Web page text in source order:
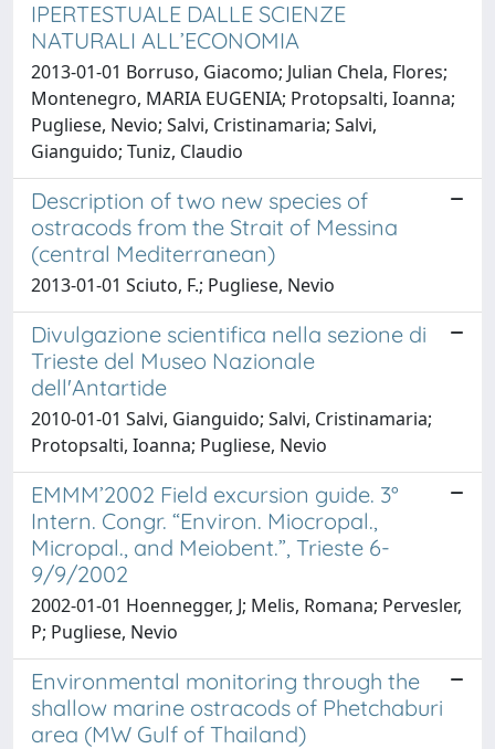
IPERTESTUALE DALLE SCIENZE
NATURALI ALL’ECONOMIA
2013-01-01 Borruso, Giacomo; Julian Chela, Flores;
Montenegro, MARIA EUGENIA; Protopsalti, Ioanna;
Pugliese, Nevio; Salvi, Cristinamaria; Salvi,
Gianguido; Tuniz, Claudio
Description of two new species of
ostracods from the Strait of Messina
(central Mediterranean)
2013-01-01 Sciuto, F.; Pugliese, Nevio
Divulgazione scientifica nella sezione di
Trieste del Museo Nazionale
dell'Antartide
2010-01-01 Salvi, Gianguido; Salvi, Cristinamaria;
Protopsalti, Ioanna; Pugliese, Nevio
EMMM’2002 Field excursion guide. 3°
Intern. Congr. “Environ. Miocropal.,
Micropal., and Meiobent.”, Trieste 6-
9/9/2002
2002-01-01 Hoennegger, J; Melis, Romana; Pervesler,
P; Pugliese, Nevio
Environmental monitoring through the
shallow marine ostracods of Phetchaburi
area (MW Gulf of Thailand)